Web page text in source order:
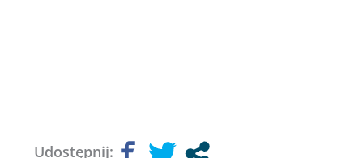
Udostępnij: